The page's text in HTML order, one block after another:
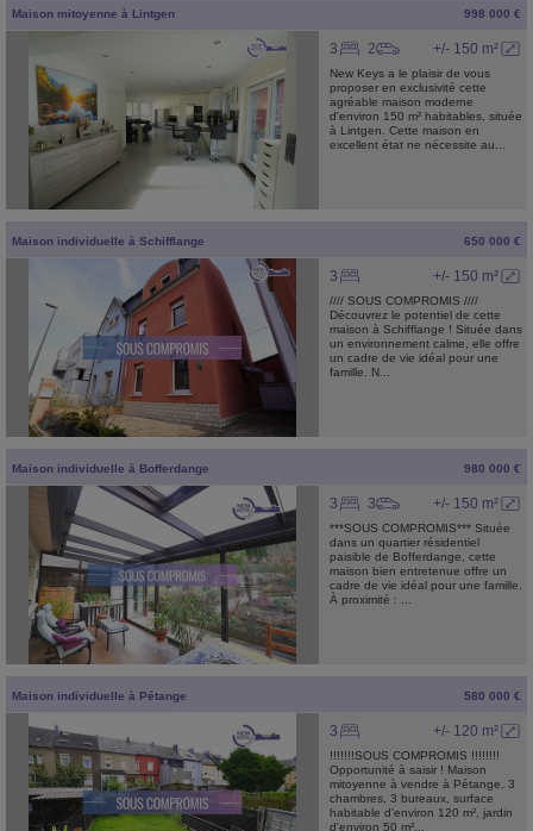
Maison mitoyenne à Lintgen 998 000 €
+/- 150 m²
3 2
New Keys a le plaisir de vous
proposer en exclusivité cette
agréable maison moderne
d'environ 150 m² habitables, située
à Lintgen. Cette maison en
excellent état ne nécessite au...
Maison individuelle à Schifflange 650 000 €
+/- 150 m²
3
//// SOUS COMPROMIS ////
Découvrez le potentiel de cette
maison à Schifflange ! Située dans
un environnement calme, elle offre
un cadre de vie idéal pour une
famille. N...
Maison individuelle à Bofferdange 980 000 €
+/- 150 m²
3 3
***SOUS COMPROMIS*** Située
dans un quartier résidentiel
paisible de Bofferdange, cette
maison bien entretenue offre un
cadre de vie idéal pour une famille.
À proximité : ...
Maison individuelle à Pétange 580 000 €
+/- 120 m²
3
!!!!!!!SOUS COMPROMIS !!!!!!!!
Opportunité à saisir ! Maison
mitoyenne à vendre à Pétange. 3
chambres, 3 bureaux, surface
habitable d'environ 120 m², jardin
d'environ 50 m²...